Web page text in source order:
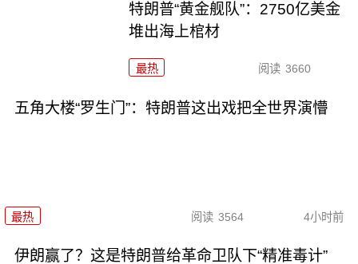
特朗普“黄金舰队”：2750亿美金
堆出海上棺材
最热 阅读 3660
五角大楼“罗生门”：特朗普这出戏把全世界演懵
最热 阅读 3564 4小时前
伊朗赢了？这是特朗普给革命卫队下“精准毒计”